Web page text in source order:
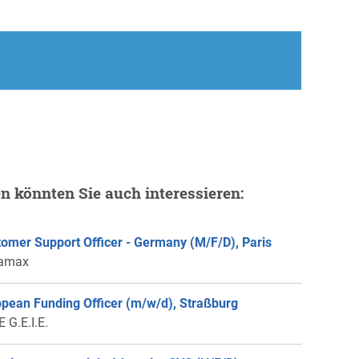
könnten Sie auch interessieren:
Support Officer - Germany (M/F/D), Paris
Funding Officer (m/w/d), Straßburg
G.E.I.E.